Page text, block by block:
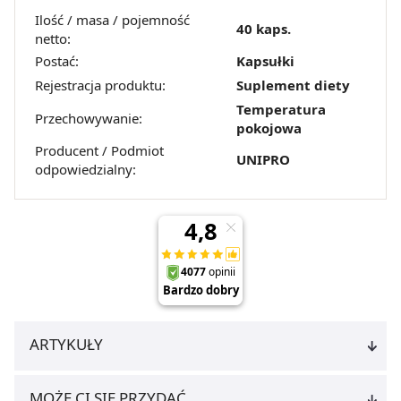
Strony.
Ilość / masa / pojemność
netto:
40 kaps.
Postać:
Kapsułki
Rejestracja produktu:
Suplement diety
Przechowywanie:
Temperatura
pokojowa
Producent / Podmiot
odpowiedzialny:
UNIPRO
ARTYKUŁY